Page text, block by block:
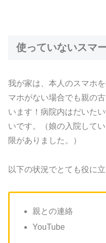
使っていないスマ
我が家は、本人のスマホ
マホがない場合でも親の
います！病院内はだいた
いです。（娘の入院して
限がありました。）
以下の状況でとても役に立
親との連絡
YouTube